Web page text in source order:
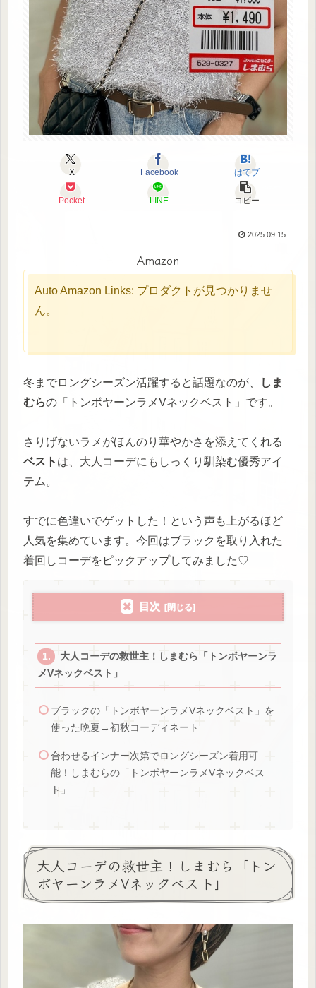
X Facebook はてブ
Pocket LINE コピー
2025.09.15
Amazon
Auto Amazon Links: プロダクトが見つかりませ
ん。
冬までロングシーズン活躍すると話題なのが、
しま
むらの「トンボヤーンラメVネックベスト」です。
さりげないラメがほんのり華やかさを添えてくれる
ベスト は、大人コーデにもしっくり馴染む優秀アイ
テム。
すでに色違いでゲットした！という声も上がるほど
人気を集めています。今回はブラックを取り入れた
着回しコーデをピックアップしてみました♡
目次
大人コーデの救世主！しまむら「トンボヤーンラ
メVネックベスト」
ブラックの「トンボヤーンラメVネックベスト」を
使った晩夏→初秋コーディネート
合わせるインナー次第でロングシーズン着用可
能！しまむらの「トンボヤーンラメVネックベス
ト」
大人コーデの救世主！しまむら「トン
ボヤーンラメVネックベスト」